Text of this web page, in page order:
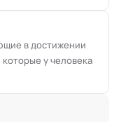
в достижении
у человека